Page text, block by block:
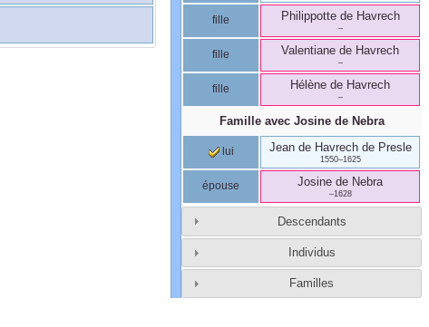
fille Philippotte de Havrech
–
fille Valentiane de Havrech
–
fille Hélène de Havrech
–
Famille avec Josine de Nebra
lui Jean de Havrechde Presle
1550–1625
épouse Josine de Nebra
–1628
Descendants
Individus
Familles